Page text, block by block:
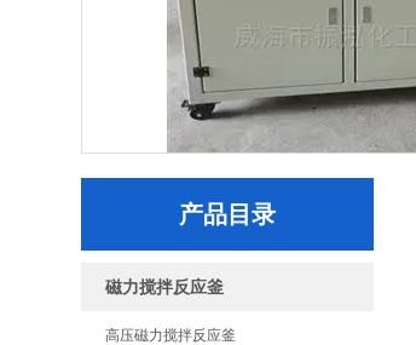
产品目录
磁力搅拌反应釜
高压磁力搅拌反应釜